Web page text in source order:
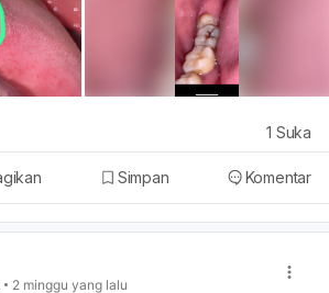
Simpan Komentar
1 Suka
2 minggu yang lalu